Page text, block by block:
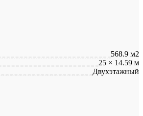
568.9 м2
25 × 14.59 м
Двухэтажный